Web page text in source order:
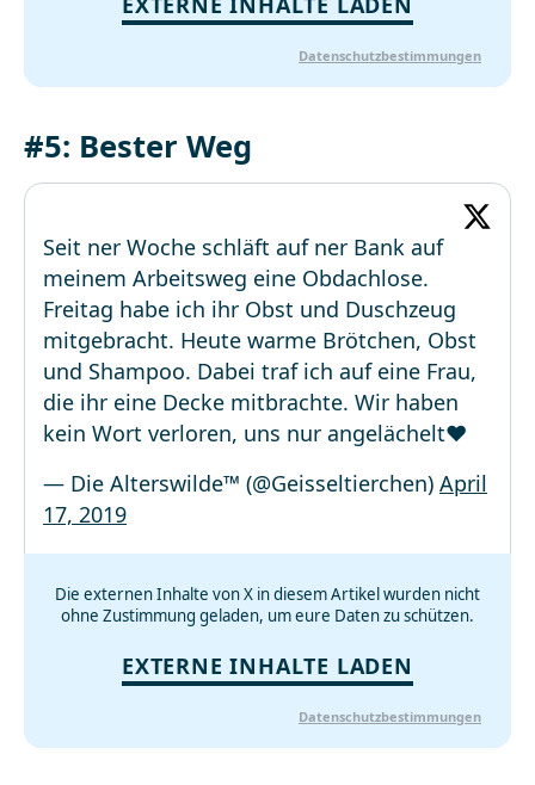
Datenschutzbestimmungen
#5: Bester Weg
Seit ner Woche schläft auf ner Bank auf
meinem Arbeitsweg eine Obdachlose.
Freitag habe ich ihr Obst und Duschzeug
mitgebracht. Heute warme Brötchen, Obst
und Shampoo. Dabei traf ich auf eine Frau,
die ihr eine Decke mitbrachte. Wir haben
kein Wort verloren, uns nur angelächelt❤️
— Die Alterswilde™ (@Geisseltierchen) April
17, 2019
Die externen Inhalte von X in diesem Artikel wurden nicht
ohne Zustimmung geladen, um eure Daten zu schützen.
EXTERNE INHALTE LADEN
Datenschutzbestimmungen